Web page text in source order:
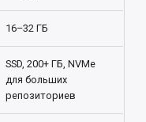
16–32 ГБ
SSD, 200+ ГБ, NVMe
для больших
репозиториев